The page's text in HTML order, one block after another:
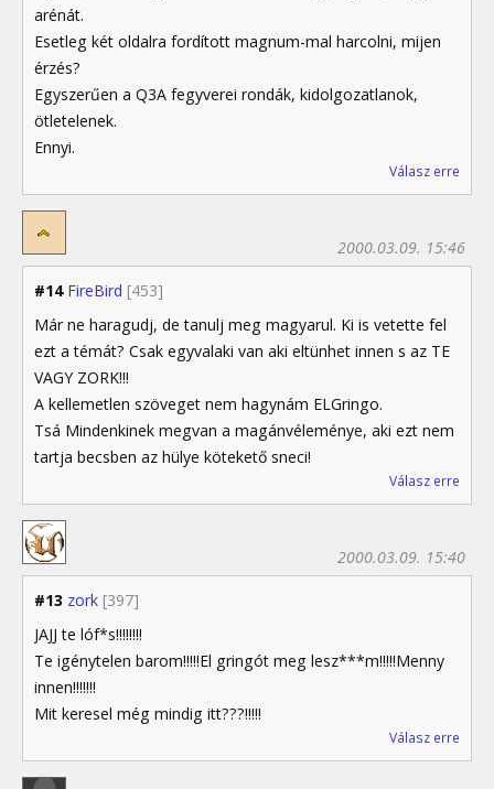
arénát.
Esetleg két oldalra fordított magnum-mal harcolni, mijen
érzés?
Egyszerűen a Q3A fegyverei rondák, kidolgozatlanok,
ötletelenek.
Ennyi.
Válasz erre
#14 FireBird [453]
2000.03.09. 15:46
Már ne haragudj, de tanulj meg magyarul. Ki is vetette fel
ezt a témát? Csak egyvalaki van aki eltünhet innen s az TE
VAGY ZORK!!!
A kellemetlen szöveget nem hagynám ELGringo.
Tsá Mindenkinek megvan a magánvéleménye, aki ezt nem
tartja becsben az hülye kötekető sneci!
Válasz erre
#13 zork [397]
2000.03.09. 15:40
JAJJ te lóf*s!!!!!!!!
Te igénytelen barom!!!!!El gringót meg lesz***m!!!!!Menny
innen!!!!!!!
Mit keresel még mindig itt???!!!!!
Válasz erre